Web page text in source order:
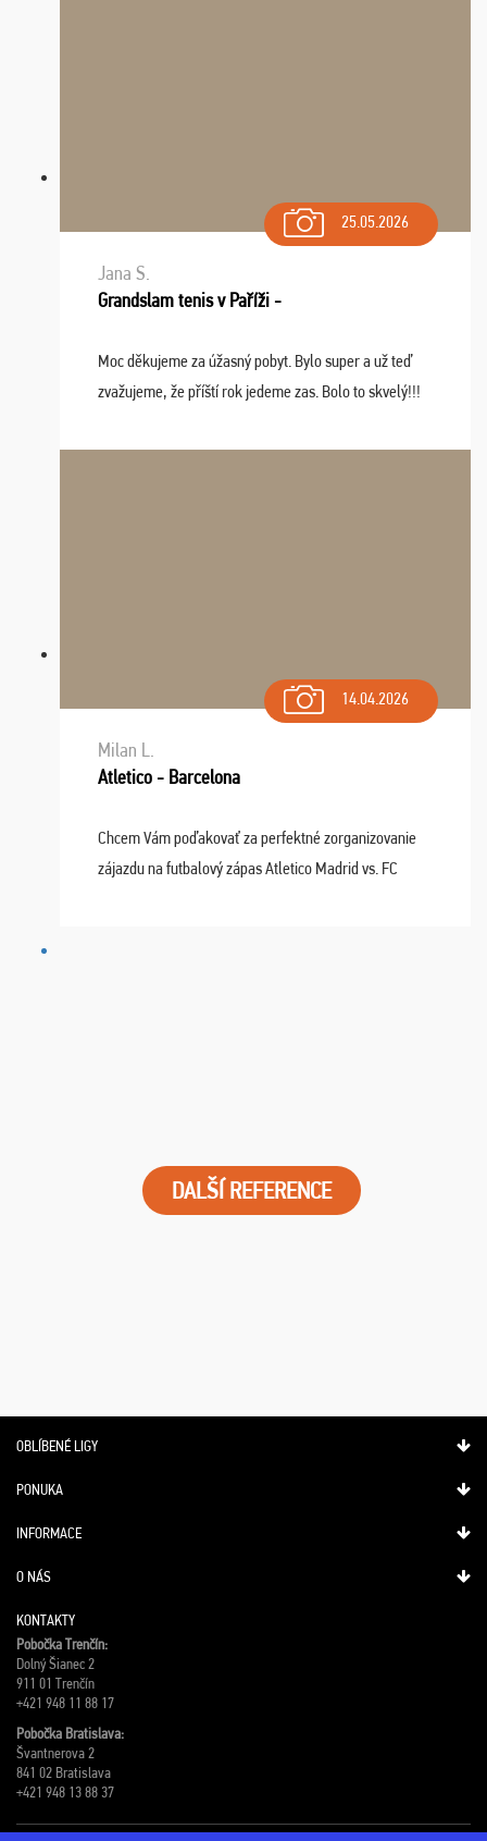
25.05.2026
Jana S.
Grandslam tenis v Paříži -
Moc děkujeme za úžasný pobyt. Bylo super a už teď
zvažujeme, že příští rok jedeme zas. Bolo to skvelý!!!
14.04.2026
Milan L.
Atletico - Barcelona
Chcem Vám poďakovať za perfektné zorganizovanie
zájazdu na futbalový zápas Atletico Madrid vs. FC
DALŠÍ REFERENCE
OBLÍBENÉ LIGY
PONUKA
INFORMACE
O NÁS
KONTAKTY
Pobočka Trenčín:
Dolný Šianec 2
911 01 Trenčín
+421 948 11 88 17
Pobočka Bratislava:
Švantnerova 2
841 02 Bratislava
+421 948 13 88 37